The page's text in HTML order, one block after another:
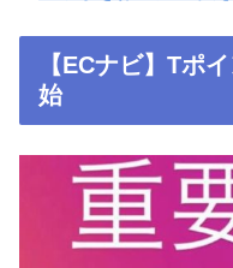
【ECナビ】Tポ
始